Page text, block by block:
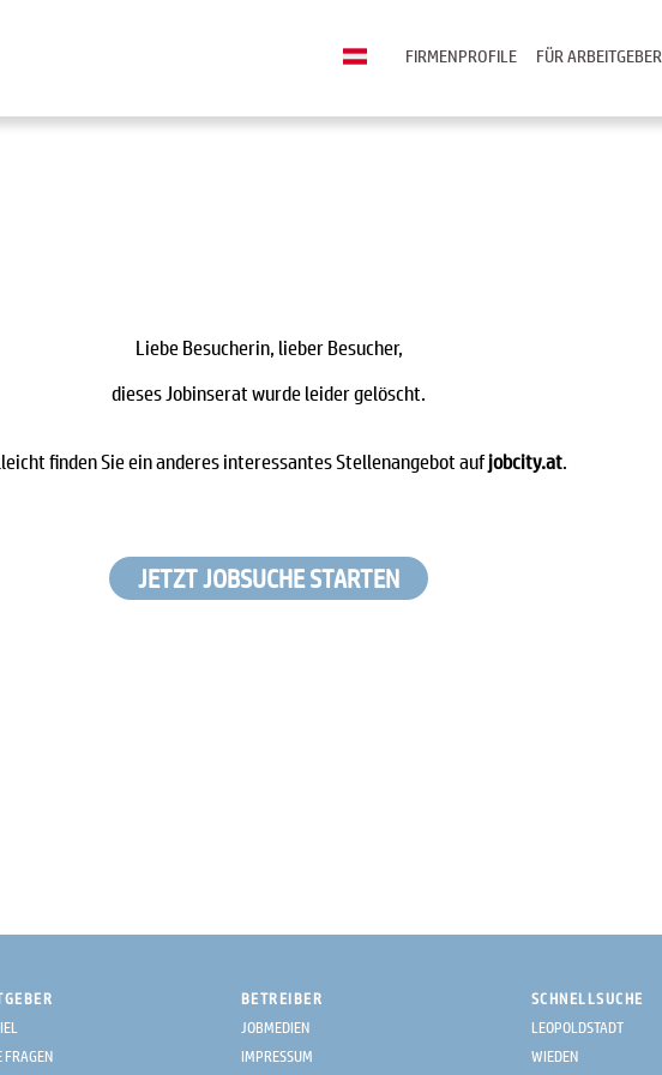
FÜR ARBEITGEBER
FIRMENPROFILE
Liebe Besucherin, lieber Besucher,
dieses Jobinserat wurde leider gelöscht.
finden Sie ein anderes interessantes Stellenangebot aufjobcity.at.
JETZT JOBSUCHE STARTEN
FRAGEN
BETREIBER
JOBMEDIEN
IMPRESSUM
SCHNELLSUCHE
LEOPOLDSTADT
WIEDEN